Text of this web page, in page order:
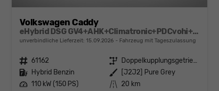
Volkswagen Caddy
eHybrid DSG GV4+AHK+Climatronic+PDCvohi+Cam+Regensens.+AppConnect
unverbindliche Lieferzeit: 15.09.2026 Fahrzeug mit Tageszulassung
Fahrzeugnr. 61162 Getriebe
Doppelkupplungsgetriebe (DSG)
Kraftstoff Hybrid Benzin Außenfarbe
[J2J2] Pure Grey
Leistung 110 kW (150 PS) Kilometerstand 20 km